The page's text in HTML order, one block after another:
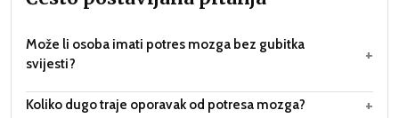
Može li osoba imati potres mozga bez gubitka
svijesti?
+
Koliko dugo traje oporavak od potresa mozga? +